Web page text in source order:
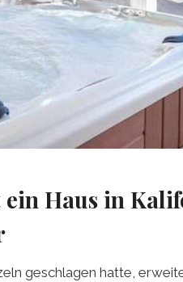
Haus in
geschlagen hatte,